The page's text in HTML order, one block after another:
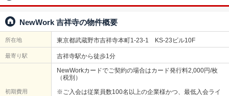
NewWork 吉祥寺の物件概要
所在地 東京都武蔵野市吉祥寺本町1-23-1 KS-23ビル10F
最寄り駅 吉祥寺駅から徒歩1分
初期費用
NewWorkカードでご契約の場合はカード発行料2,000円/枚
（税別）
※ご入会は従業員数100名以上の企業様かつ、最低入会ライ